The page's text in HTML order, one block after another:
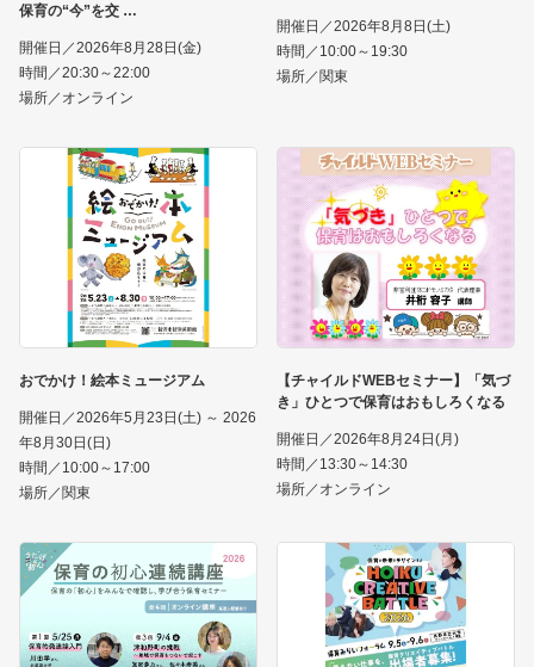
保育の“今”を交
開催日／2026年8月28日(金)
時間／20:30～22:00
場所／オンライン
開催日／2026年8月8日(土)
時間／10:00～19:30
場所／関東
おでかけ！絵本ミュージアム
開催日／2026年5月23日(土) ～ 2026
年8月30日(日)
時間／10:00～17:00
場所／関東
【チャイルドWEBセミナー】「気づ
き」ひとつで保育はおもしろくなる
開催日／2026年8月24日(月)
時間／13:30～14:30
場所／オンライン